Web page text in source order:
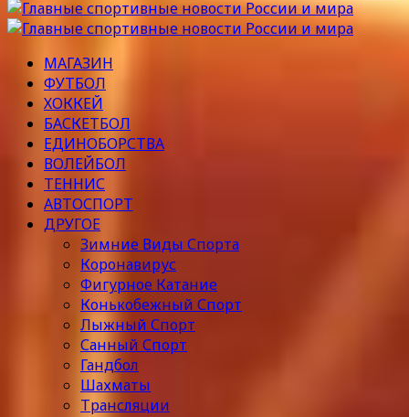
МАГАЗИН
ФУТБОЛ
ХОККЕЙ
БАСКЕТБОЛ
ЕДИНОБОРСТВА
ВОЛЕЙБОЛ
ТЕННИС
АВТОСПОРТ
ДРУГОЕ
Зимние Виды Спорта
Коронавирус
Фигурное Катание
Конькобежный Спорт
Лыжный Спорт
Санный Спорт
Гандбол
Шахматы
Трансляции